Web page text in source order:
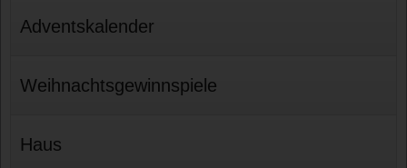
Adventskalender
Weihnachtsgewinnspiele
Haus